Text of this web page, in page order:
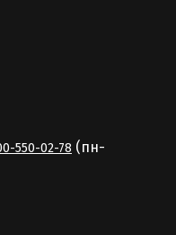
550-02-78 (пн-